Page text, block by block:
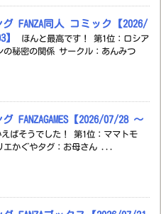
グ FANZA同人 コミック【2026/
ほんと最高です！ 第1位：ロシア
の秘密の関係 サークル：あんみつ
FANZAGAMES【2026/07/28 ～
えばそうでした！ 第1位：ママトモ
エかぐやタグ：お母さん ...